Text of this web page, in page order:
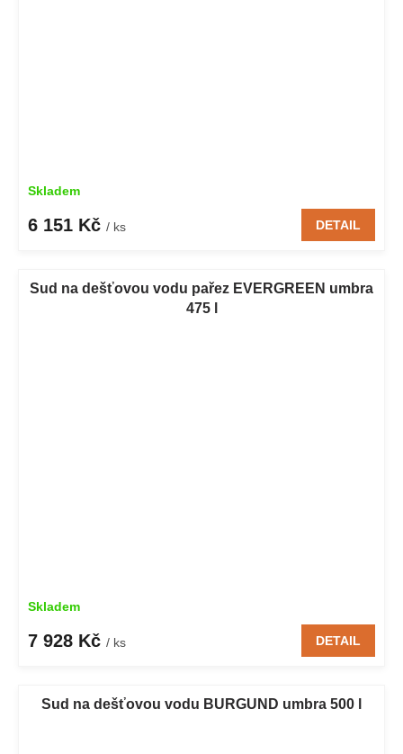
Skladem
6 151 Kč / ks DETAIL
Sud na dešťovou vodu pařez EVERGREEN umbra
475 l
Skladem
7 928 Kč / ks DETAIL
Sud na dešťovou vodu BURGUND umbra 500 l